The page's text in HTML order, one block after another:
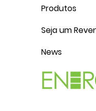
Produtos
Seja um
News